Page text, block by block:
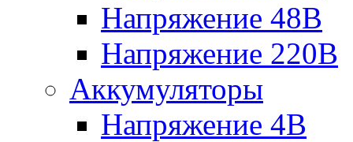
Напряжение 48В
Напряжение 220В
Аккумуляторы
Напряжение 4В